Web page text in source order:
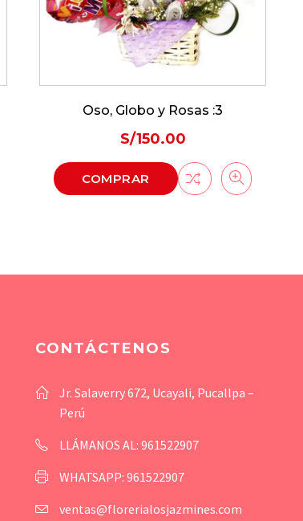
Oso, Globo y Rosas :3
S/150.00
COMPRAR
CONTÁCTENOS
Jr. Salaverry 672, Ucayali, Pucallpa –
Perú
LLÁMANOS AL: 961522907
WHATSAPP: 961522907
ventas@florerialosjazmines.com